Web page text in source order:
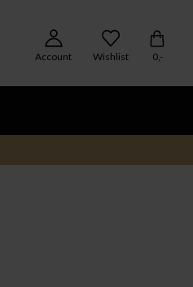
Account Wishlist 0,-